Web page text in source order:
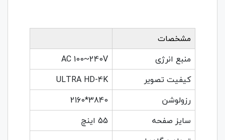
مشخصات
منبع انرژی
AC 100~240V
کیفیت تصویر
ULTRA HD-4K
رزولوشن
3840*2160
سایز صفحه
55 اینچ